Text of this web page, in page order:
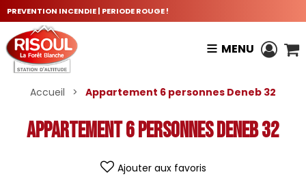
PREVENTION INCENDIE | PERIODE ROUGE !
MENU
Accueil > Appartement 6 personnes Deneb 32
Appartement 6 personnes Deneb 32
Ajouter aux favoris